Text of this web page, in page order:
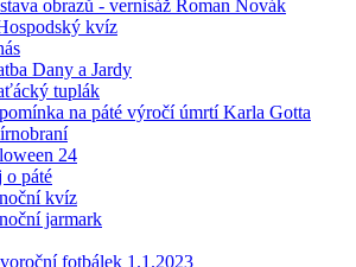
obrazů - vernisáž Roman Novák
kvíz
Dany a Jardy
tuplák
na páté výročí úmrtí Karla Gotta
24
o páté
kvíz
jarmark
fotbálek 1.1.2023